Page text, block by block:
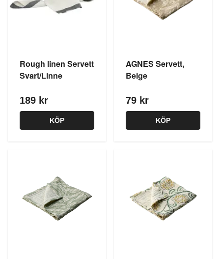
Rough linen Servett
Svart/Linne
189 kr
KÖP
AGNES Servett,
Beige
79 kr
KÖP